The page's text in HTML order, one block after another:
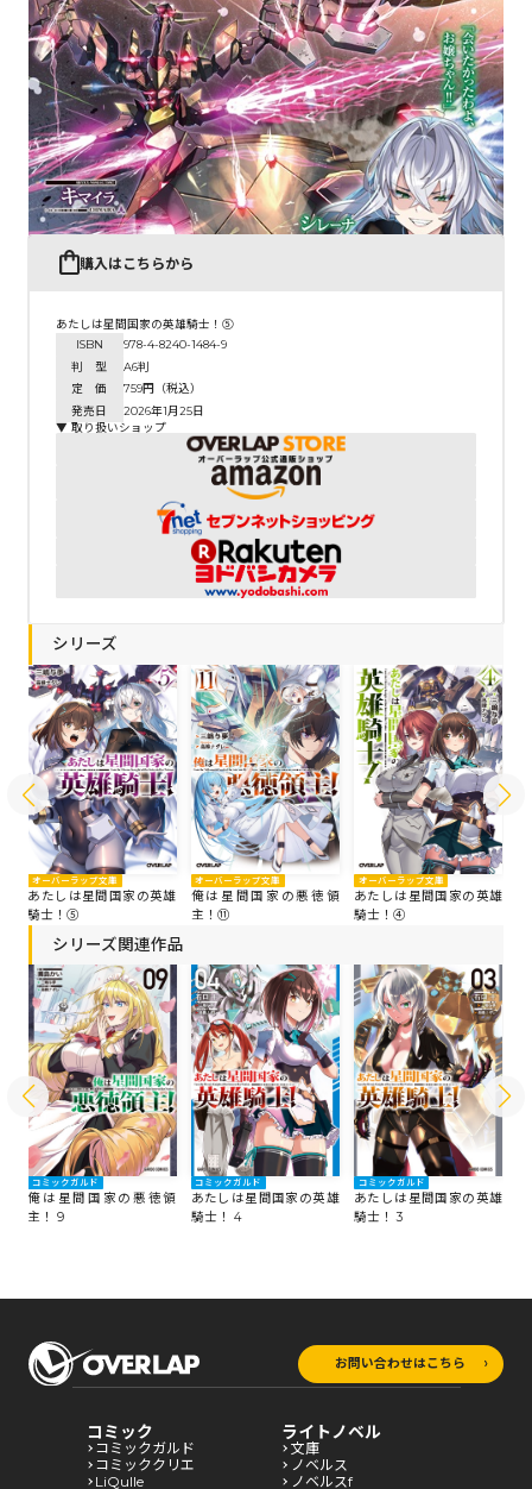
閉じる
購入はこちらから
あたしは星間国家の英雄騎士！⑤
ISBN
978-4-8240-1484-9
判 型
A6判
定 価
759円（税込）
発売日
2026年1月25日
▼ 取り扱いショップ
シリーズ
オーバーラップ文庫
あたしは星間国家の英雄
騎士！⑤
オーバーラップ文庫
俺は星間国家の悪徳領
主！⑪
オーバーラップ文庫
あたしは星間国家の英雄
騎士！④
シリーズ関連作品
コミックガルド
俺は星間国家の悪徳領
主！ 9
コミックガルド
あたしは星間国家の英雄
騎士！ 4
コミックガルド
あたしは星間国家の英雄
騎士！ 3
お問い合わせはこちら
コミック
コミックガルド
コミッククリエ
LiQulle
ライトノベル
文庫
ノベルス
ノベルスf